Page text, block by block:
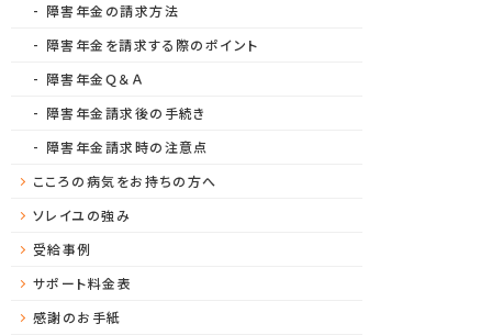
障害年金の請求方法
障害年金を請求する際のポイント
障害年金Ｑ＆Ａ
障害年金請求後の手続き
障害年金請求時の注意点
こころの病気をお持ちの方へ
ソレイユの強み
受給事例
サポート料金表
感謝のお手紙